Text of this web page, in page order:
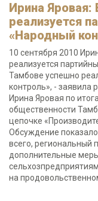
Ирина Яровая:
реализуется
«Народный
10 сентября 2010
реализуется
Тамбове успешно
контроль», - заявила
Ирина Яровая по
общественности
цепочке
Обсуждение
всего, региональный
дополнительные
на